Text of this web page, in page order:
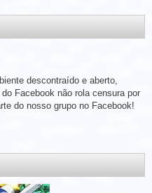
descontraído e aberto,
Facebook não rola censura por
do nosso grupo no Facebook!